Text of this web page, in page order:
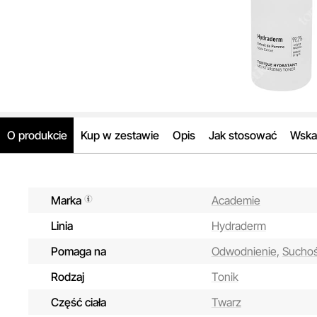
O produkcie Kup w zestawie Opis Jak stosować
Marka
Academie
Linia
Hydraderm
Pomaga na
Odwodnienie,
Rodzaj
Tonik
Część ciała
Twarz